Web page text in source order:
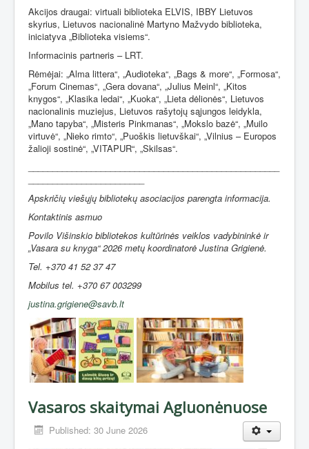
Akcijos draugai: virtuali biblioteka ELVIS, IBBY Lietuvos
skyrius, Lietuvos nacionalinė Martyno Mažvydo biblioteka,
iniciatyva „Biblioteka visiems“.
Informacinis partneris – LRT.
Rėmėjai: „Alma littera“, „Audioteka“, „Bags & more“, „Formosa“,
„Forum Cinemas“, „Gera dovana“, „Julius Meinl“, „Kitos
knygos“, „Klasika ledai“, „Kuoka“, „Lieta dėlionės“, Lietuvos
nacionalinis muziejus, Lietuvos rašytojų sąjungos leidykla,
„Mano tapyba“, „Misteris Pinkmanas“, „Mokslo bazė“, „Muilo
virtuvė“, „Nieko rimto“, „Puoškis lietuvškai“, „Vilnius – Europos
žalioji sostinė“, „VITAPUR“, „Skilsas“.
Apskričių viešųjų bibliotekų asociacijos parengta informacija.
Kontaktinis asmuo
Povilo Višinskio bibliotekos kultūrinės veiklos vadybininkė ir
„Vasara su knyga“ 2026 metų koordinatorė Justina Grigienė.
Tel. +370 41 52 37 47
Mobilus tel. +370 67 003299
justina.grigiene@savb.lt
Vasaros skaitymai Agluonėnuose
Published: 30 June 2026